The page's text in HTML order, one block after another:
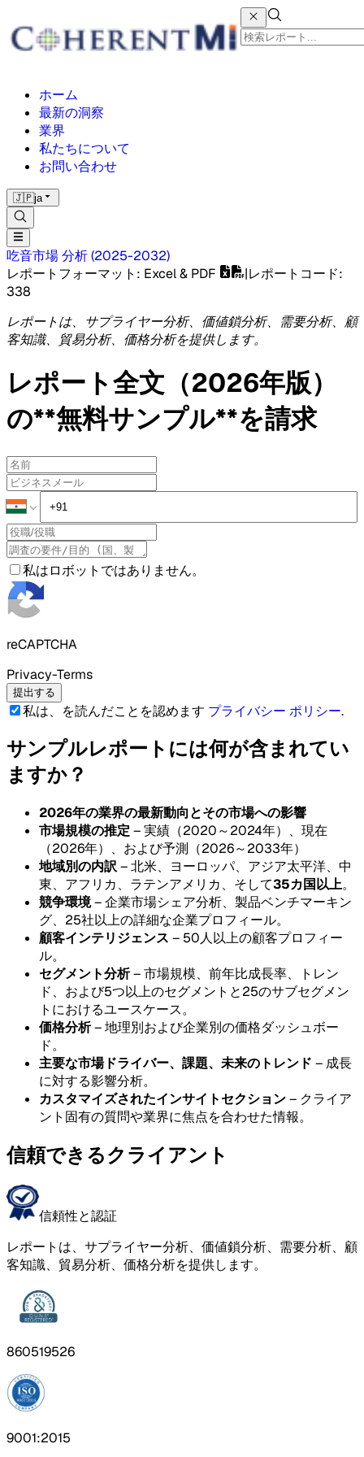
ホーム
最新の洞察
業界
私たちについて
お問い合わせ
🇯🇵ja
吃音市場分析(2025-2032)
レポートフォーマット : Excel & PDF |レポートコード:
338
レポートは、サプライヤー分析、価値鎖分析、需要分析、顧
客知識、貿易分析、価格分析を提供します。
レポート全文（2026年版）
の**無料サンプル**を請求
私はロボットではありません。
reCAPTCHA
Privacy-Terms
提出する
私は、を読んだことを認めます プライバシー ポリシー.
サンプルレポートには何が含まれてい
ますか？
2026年の業界の最新動向とその市場への影響
市場規模の推定– 実績（2020～2024年）、現在
（2026年）、および予測（2026～2033年）
地域別の内訳– 北米、ヨーロッパ、アジア太平洋、中
東、アフリカ、ラテンアメリカ、そして35カ国以上。
競争環境– 企業市場シェア分析、製品ベンチマーキン
グ、25社以上の詳細な企業プロフィール。
顧客インテリジェンス – 50人以上の顧客プロフィー
ル。
セグメント分析– 市場規模、前年比成長率、トレン
ド、および5つ以上のセグメントと25のサブセグメン
トにおけるユースケース。
価格分析– 地理別および企業別の価格ダッシュボー
ド。
主要な市場ドライバー、課題、未来のトレンド – 成長
に対する影響分析。
カスタマイズされたインサイトセクション– クライア
ント固有の質問や業界に焦点を合わせた情報。
信頼できるクライアント
信頼性と認証
レポートは、サプライヤー分析、価値鎖分析、需要分析、顧
客知識、貿易分析、価格分析を提供します。
860519526
9001:2015